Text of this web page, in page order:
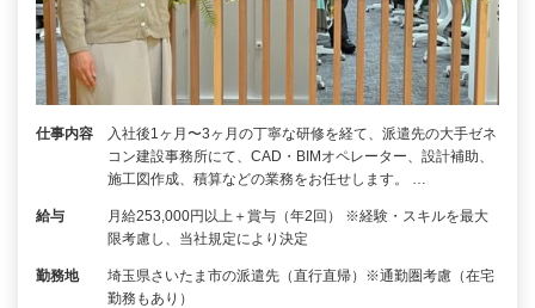
仕事内容
入社後1ヶ月〜3ヶ月の丁寧な研修を経て、派遣先の大手ゼネ
コン建設事務所にて、CAD・BIMオペレーター、設計補助、
施工図作成、積算などの業務をお任せします。 …
給与
月給253,000円以上＋賞与（年2回） ※経験・スキルを最大
限考慮し、当社規定により決定
勤務地
埼玉県さいたま市の派遣先（直行直帰）※通勤圏考慮（在宅
勤務もあり）